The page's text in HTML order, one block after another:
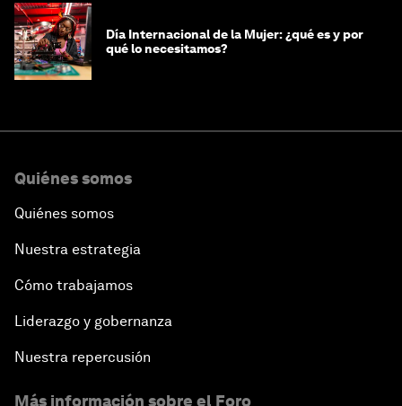
Día Internacional de la Mujer: ¿qué es y por
qué lo necesitamos?
Quiénes somos
Quiénes somos
Nuestra estrategia
Cómo trabajamos
Liderazgo y gobernanza
Nuestra repercusión
Más información sobre el Foro